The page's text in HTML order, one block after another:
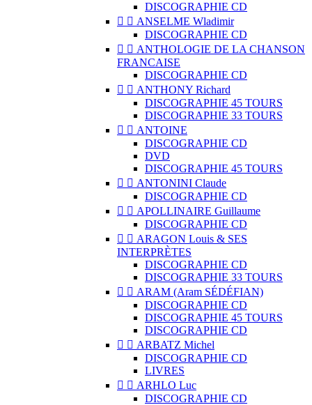
DISCOGRAPHIE CD
  ANSELME Wladimir
DISCOGRAPHIE CD
  ANTHOLOGIE DE LA CHANSON
FRANCAISE
DISCOGRAPHIE CD
  ANTHONY Richard
DISCOGRAPHIE 45 TOURS
DISCOGRAPHIE 33 TOURS
  ANTOINE
DISCOGRAPHIE CD
DVD
DISCOGRAPHIE 45 TOURS
  ANTONINI Claude
DISCOGRAPHIE CD
  APOLLINAIRE Guillaume
DISCOGRAPHIE CD
  ARAGON Louis & SES
INTERPRÈTES
DISCOGRAPHIE CD
DISCOGRAPHIE 33 TOURS
  ARAM (Aram SÉDÉFIAN)
DISCOGRAPHIE CD
DISCOGRAPHIE 45 TOURS
DISCOGRAPHIE CD
  ARBATZ Michel
DISCOGRAPHIE CD
LIVRES
  ARHLO Luc
DISCOGRAPHIE CD